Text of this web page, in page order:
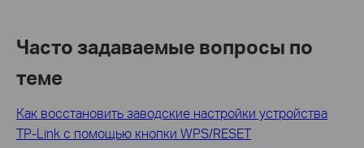
Часто задаваемые вопросы по
теме
Как восстановить заводские настройки устройства
TP-Link с помощью кнопки WPS/RESET